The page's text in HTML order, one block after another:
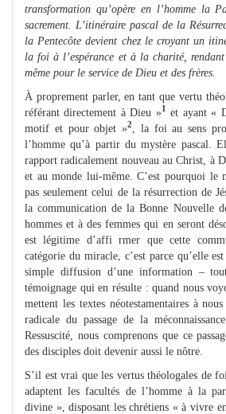
transformation qu’opère en l’homme la
sacrement. L’itinéraire pascal de la
la Pentecôte devient chez le croyant un
la foi à l’espérance et à la charité,
même pour le service de Dieu et des frères.
À proprement parler, en tant que vertu
référant directement à Dieu »1 et ayant «
motif et pour objet »2
, la foi au sens
l’homme qu’à partir du mystère pascal.
rapport radicalement nouveau au Christ, à
et au monde lui-même. C’est pourquoi le
pas seulement celui de la résurrection de
la communication de la Bonne Nouvelle
hommes et à des femmes qui en seront
est légitime d’affi rmer que cette
catégorie du miracle, c’est parce qu’elle
simple diffusion d’une information –
témoignage qui en résulte : quand nous
mettent les textes néotestamentaires à
radicale du passage de la
Ressuscité, nous comprenons que ce
des disciples doit devenir aussi le nôtre.
S’il est vrai que les vertus théologales de
adaptent les facultés de l’homme à la
divine », disposant les chrétiens « à vivre